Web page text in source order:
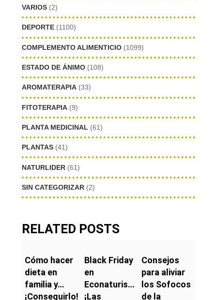
VARIOS (2)
DEPORTE (1100)
COMPLEMENTO ALIMENTICIO (1099)
ESTADO DE ÁNIMO (108)
AROMATERAPIA (33)
FITOTERAPIA (9)
PLANTA MEDICINAL (61)
PLANTAS (41)
NATURLIDER (61)
SIN CATEGORIZAR (2)
RELATED POSTS
Cómo hacer
dieta en
familia y…
¡Conseguirlo!
Black Friday
en
Econaturis…
¡Las
Consejos
para aliviar
los Sofocos
de la